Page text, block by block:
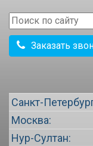
Заказать
Санкт-
Москва:
Нур-Султан: